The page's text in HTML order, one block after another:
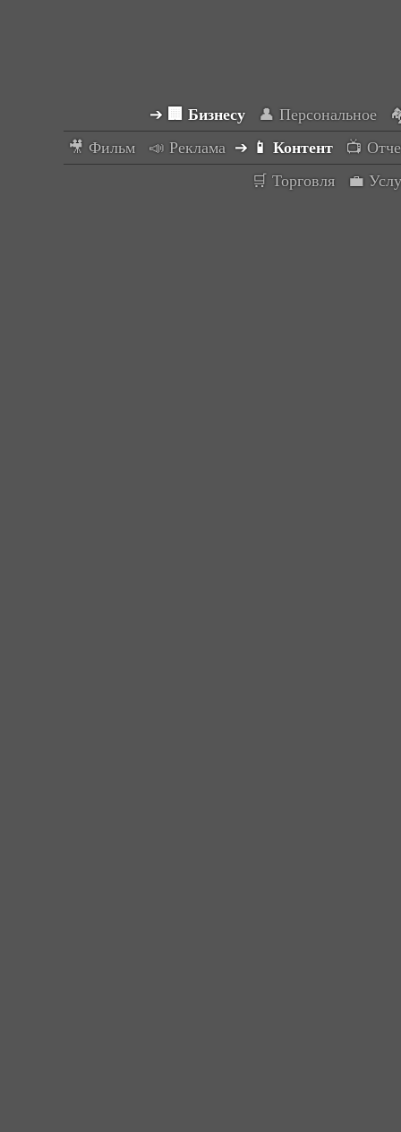
➔ 🏢 Бизнесy 👤 Персональное
🎥 Фильм
📣 Реклама➔ 📱 Контент
📺
🛒 Торговля
💼